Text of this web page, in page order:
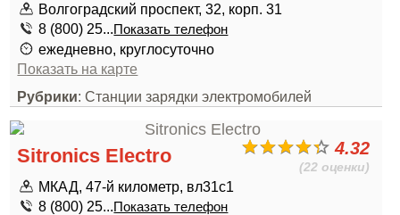
Волгоградский проспект, 32, корп. 31
8 (800) 25...Показать телефон
ежедневно, круглосуточно
Показать на карте
Рубрики: Станции зарядки электромобилей
4.32
(22 оценки)
Sitronics Electro
МКАД, 47-й километр, вл31с1
8 (800) 25...Показать телефон